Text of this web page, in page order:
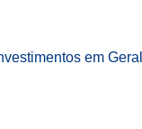
em Geral